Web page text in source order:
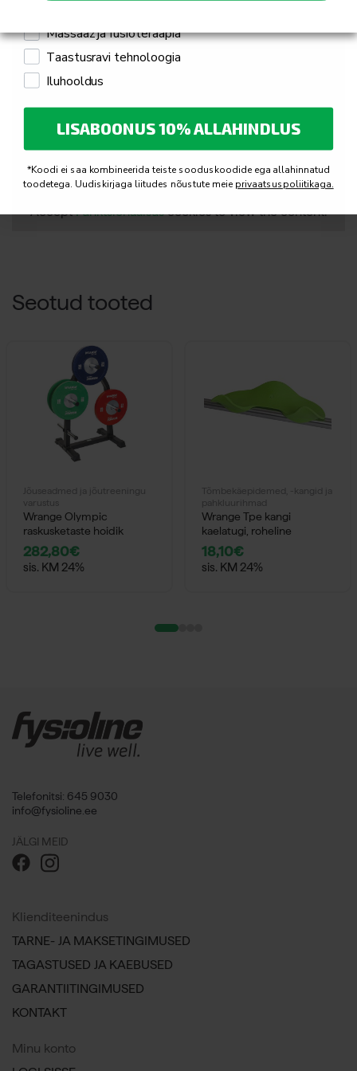
AcceptFunktsionaalsuscookies to view the content.
Seotud tooted
Jõuseadmed ja jõutreeningu
varustus
Wrange Olympic
raskusketaste hoidik
282,80€
sis. KM 24%
Tõmbekäepidemed, -kangid ja
pahkluurihmad
Wrange Tpe kangi
kaelatugi, roheline
18,10€
sis. KM 24%
Telefonitsi: 645 9030
info@fysioline.ee
JÄLGI MEID
Klienditeenindus
TARNE- JA MAKSETINGIMUSED
TAGASTUSED JA KAEBUSED
GARANTIITINGIMUSED
KONTAKT
Minu konto
Massaaž ja füsioteraapia
Taastusravi tehnoloogia
Iluhooldus
LISABOONUS 10% ALLAHINDLUS
*Koodi ei saa kombineerida teiste sooduskoodide ega allahinnatud
toodetega. Uudiskirjaga liitudes nõustute meie privaatsuspoliitikaga.